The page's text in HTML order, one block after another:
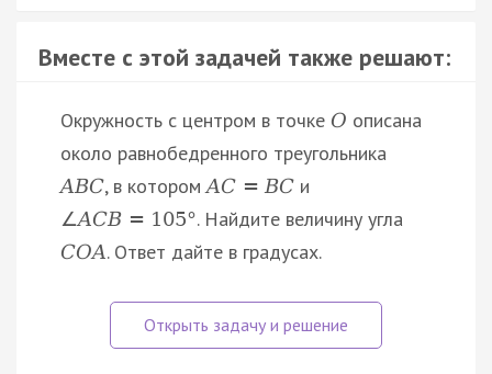
Вместе с этой задачей также решают:
Окружность с центром в точке O описана
около равнобедренного треугольника
ABC, в которомAC = BC и
∠ACB = 105°. Найдите величину угла
COA. Ответ дайте в градусах.